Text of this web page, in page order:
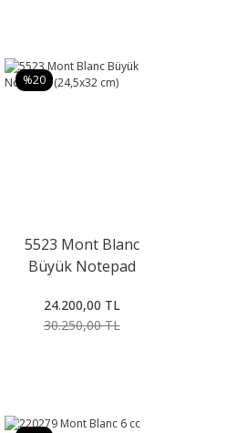
%20
5523 Mont Blanc
Büyük Notepad
24.200,00 TL
30.250,00 TL